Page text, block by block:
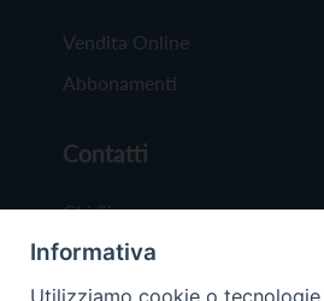
Vendita Online
Abbonamenti
Contatti
Chi Siamo
Redazione
Scrivici
Informativa